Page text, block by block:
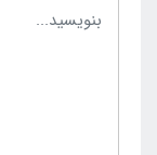
سفارش دهید.